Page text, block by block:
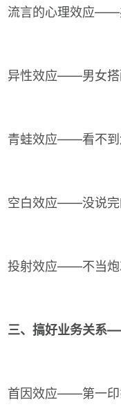
流言的心理效应——
异性效应——男女搭
青蛙效应——看不到
空白效应——没说完
投射效应——不当炮
三、搞好业务关系
首因效应——第一印